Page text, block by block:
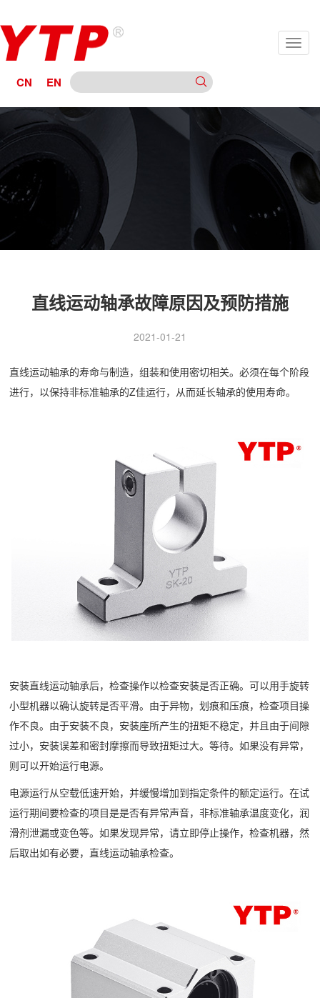
CN EN
直线运动轴承故障原因及预防措施
2021-01-21
直线运动轴承的寿命与制造，组装和使用密切相关。必须在每个阶段
进行，以保持非标准轴承的Z佳运行，从而延长轴承的使用寿命。
安装直线运动轴承后，检查操作以检查安装是否正确。可以用手旋转
小型机器以确认旋转是否平滑。由于异物，划痕和压痕，检查项目操
作不良。由于安装不良，安装座所产生的扭矩不稳定，并且由于间隙
过小，安装误差和密封摩擦而导致扭矩过大。等待。如果没有异常，
则可以开始运行电源。
电源运行从空载低速开始，并缓慢增加到指定条件的额定运行。在试
运行期间要检查的项目是是否有异常声音，非标准轴承温度变化，润
滑剂泄漏或变色等。如果发现异常，请立即停止操作，检查机器，然
后取出如有必要，直线运动轴承检查。